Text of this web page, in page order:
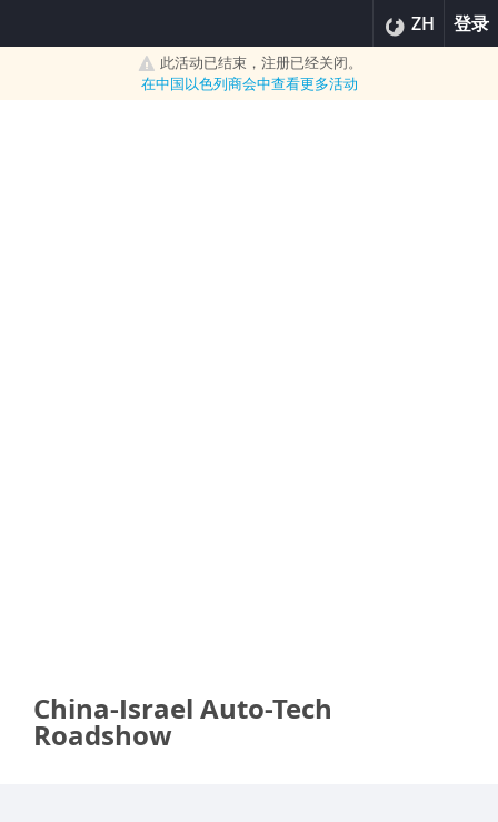
ZH 登录
此活动已结束，注册已经关闭。
在中国以色列商会中查看更多活动
China-Israel Auto-Tech
Roadshow